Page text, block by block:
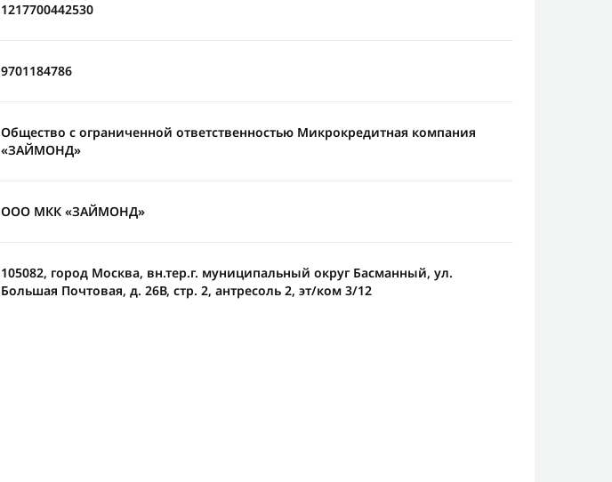
1217700442530
9701184786
Общество с ограниченной ответственностью Микрокредитная компания
«ЗАЙМОНД»
ООО МКК «ЗАЙМОНД»
105082, город Москва, вн.тер.г. муниципальный округ Басманный, ул.
Большая Почтовая, д. 26В, стр. 2, антресоль 2, эт/ком 3/12